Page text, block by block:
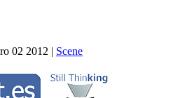
02 2012 | Scene